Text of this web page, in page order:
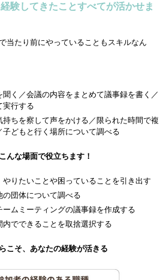
験してきたことすべてが活かせま
当たり前にやっていることもスキルなん
く／会議の内容をまとめて議事録を書く／
実行する
ちを察して声をかける／限られた時間で複
どもと行く場所について調べる
んな場面で役立ちます！
りたいことや困っていることを引き出す
団体について調べる
ムミーティングの議事録を作成する
でできることを取捨選択する
こそ、あなたの経験が活きる